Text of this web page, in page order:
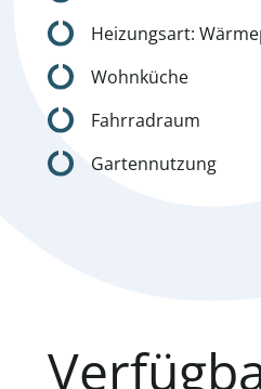
Heizungsart:
Wohnküche
Fahrradraum
Gartennutzung